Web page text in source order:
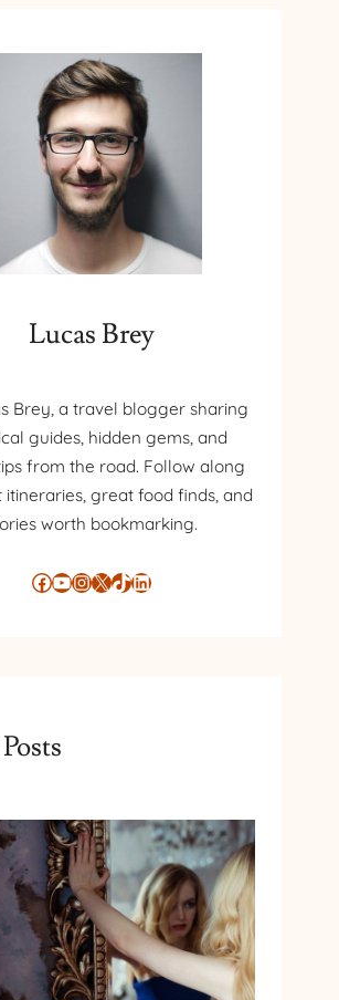
Lucas Brey
Brey, a travel blogger sharing
guides, hidden gems, and
from the road. Follow along
great food finds, and
worth bookmarking.
Facebook YouTube InstagramX TikTok LinkedIn